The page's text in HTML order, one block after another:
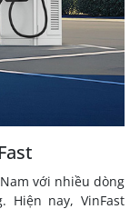
với nhiều dòng
nay, VinFast